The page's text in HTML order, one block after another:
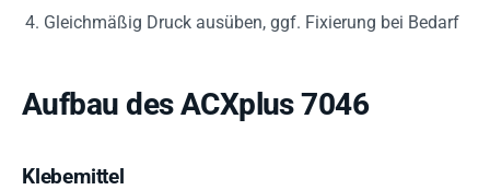
Gleichmäßig Druck ausüben, ggf. Fixierung bei Bedarf
Aufbau des ACXplus 7046
Klebemittel